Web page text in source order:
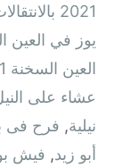
2021 بالانتقالات
يوز في العين
العين السخنة 2021
عشاء على
نيلية, فرح فى
أبو زيد, فيش